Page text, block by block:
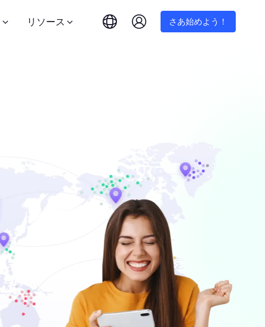
リソース さあ始めよう！